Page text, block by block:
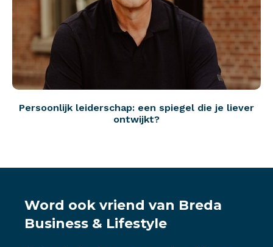
Persoonlijk leiderschap: een spiegel die je liever
ontwijkt?
Word ook vriend van Breda
Business & Lifestyle